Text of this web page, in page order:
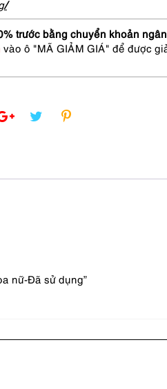
/
trước bằng chuyển khoản
vào ô "MÃ GIẢM GIÁ" để được
nữ-Đã sử dụng”